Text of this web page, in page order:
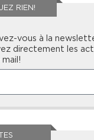
RIEN!
vous à la
directement les